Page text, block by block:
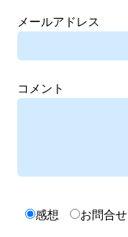
メールアドレス
コメント
感想 お問合せ